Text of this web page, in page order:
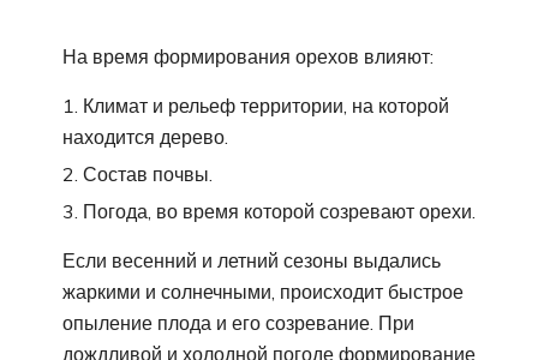
На время формирования орехов влияют:
Климат и рельеф территории, на которой
находится дерево.
Состав почвы.
Погода, во время которой созревают орехи.
Если весенний и летний сезоны выдались
жаркими и солнечными, происходит быстрое
опыление плода и его созревание. При
дождливой и холодной погоде формирование